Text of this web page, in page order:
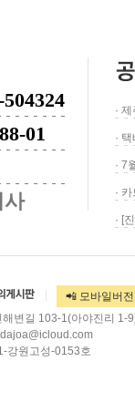
01
사
·
·
· 7
·
· [
📲 모바일버전
변길 103-1(아야진리 1-
강원고성-0153호